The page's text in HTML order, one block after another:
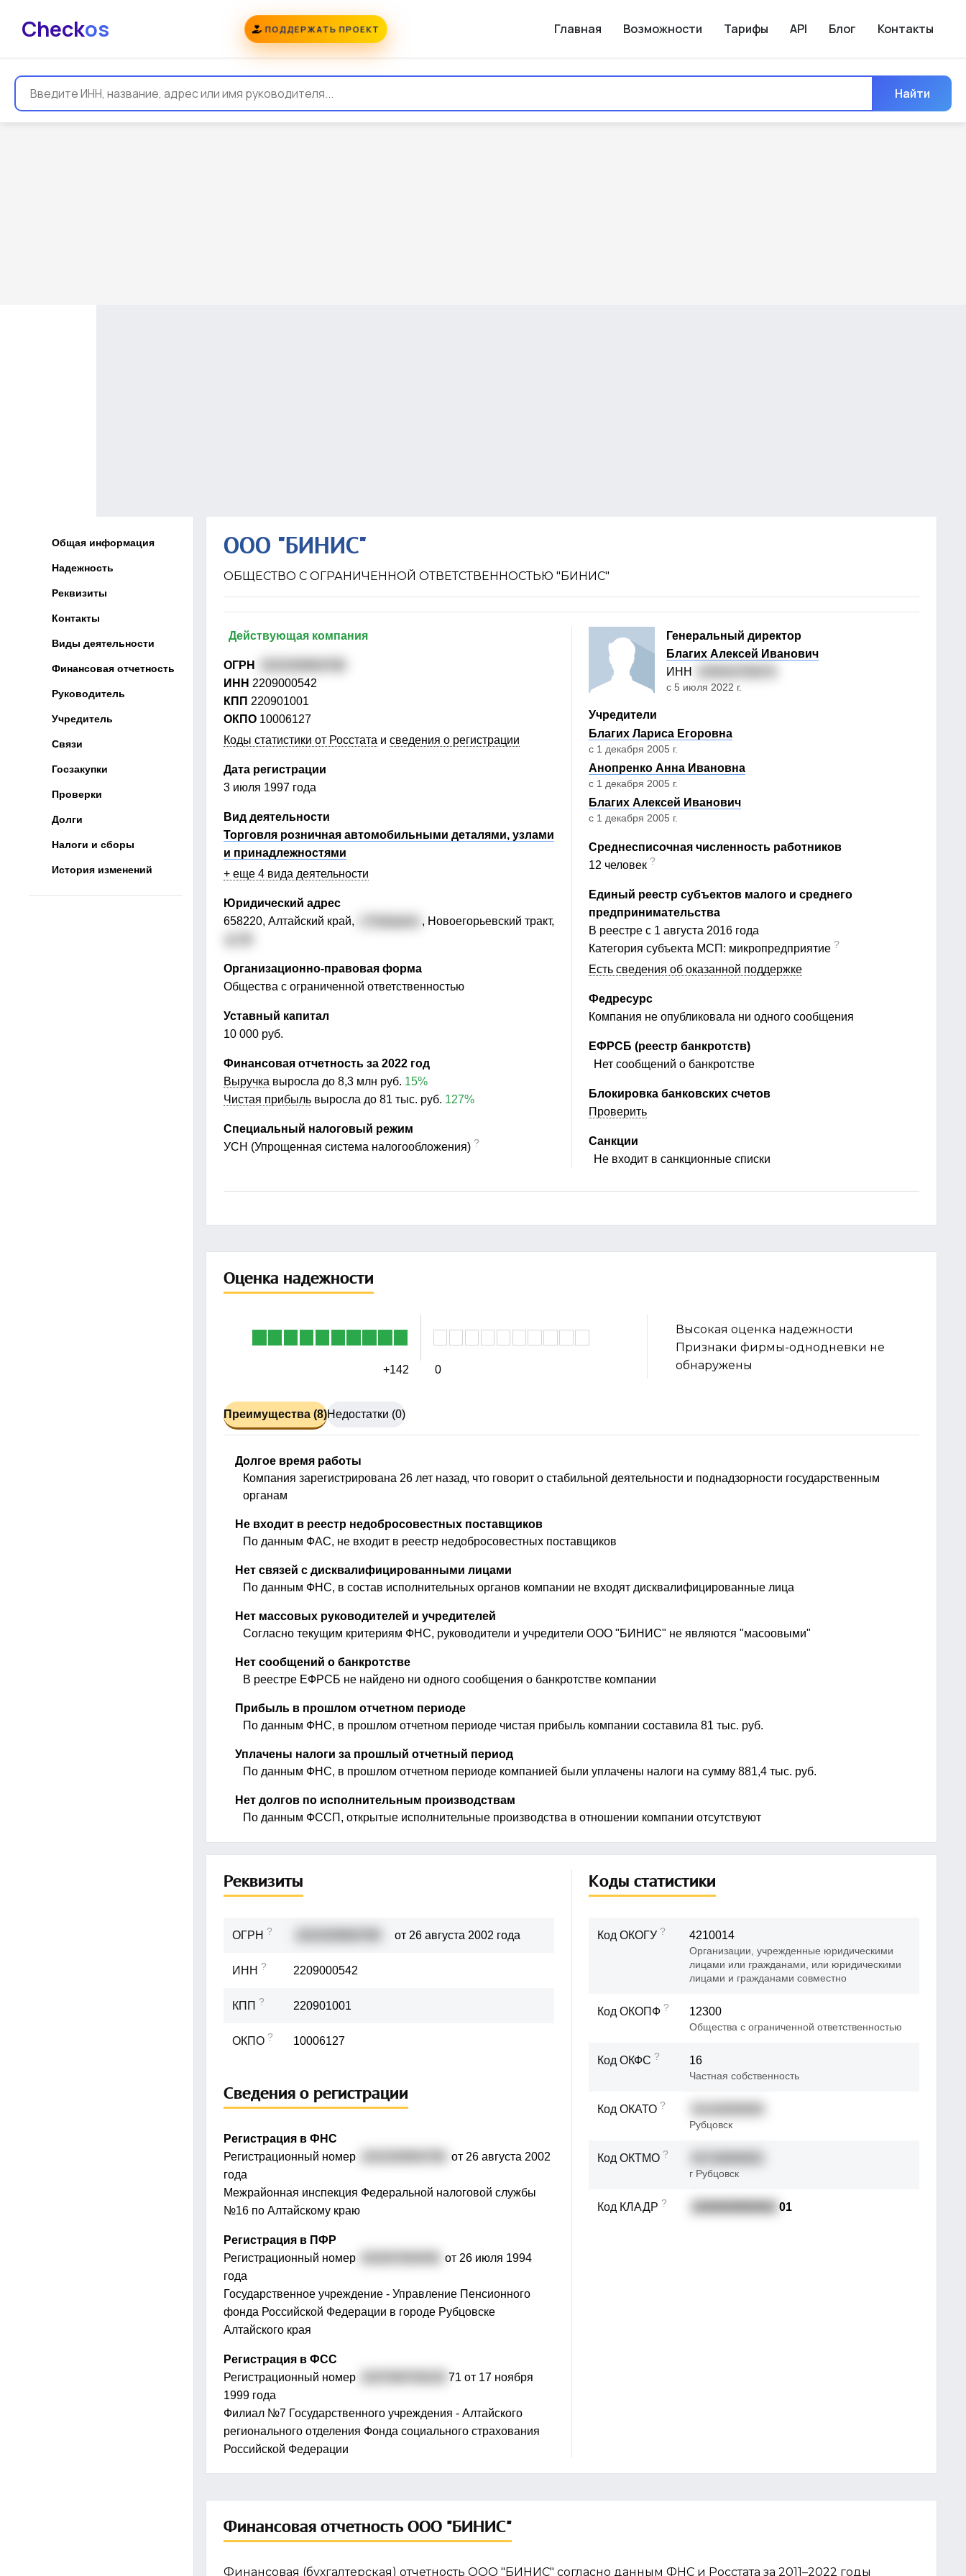
Checkos ПОДДЕРЖАТЬ ПРОЕКТ Главная Возможности Тарифы API Блог Контакты
Найти
Общая информация
Надежность
Реквизиты
Контакты
Виды деятельности
Финансовая отчетность
Руководитель
Учредитель
Связи
Госзакупки
Проверки
Долги
Налоги и сборы
История изменений
ООО "БИНИС"
ОБЩЕСТВО С ОГРАНИЧЕННОЙ ОТВЕТСТВЕННОСТЬЮ "БИНИС"
Действующая компания
ОГРН
ИНН 2209000542
КПП 220901001
ОКПО 10006127
Коды статистики от Росстата и сведения о регистрации
Дата регистрации
3 июля 1997 года
Вид деятельности
Торговля розничная автомобильными деталями, узлами
и принадлежностями
+ еще 4 вида деятельности
Юридический адрес
658220, Алтайский край,
, Новоегорьевский тракт,
Организационно-правовая форма
Общества с ограниченной ответственностью
Уставный капитал
10 000 руб.
Финансовая отчетность за 2022 год
Выручка выросла до 8,3 млн руб. 15%
Чистая прибыль выросла до 81 тыс. руб. 127%
Специальный налоговый режим
УСН (Упрощенная система налогообложения) ?
Генеральный директор
Благих Алексей Иванович
ИНН
с 5 июля 2022 г.
Учредители
Благих Лариса Егоровна
с 1 декабря 2005 г.
Анопренко Анна Ивановна
с 1 декабря 2005 г.
Благих Алексей Иванович
с 1 декабря 2005 г.
Среднесписочная численность работников
12 человек ?
Единый реестр субъектов малого и среднего
предпринимательства
В реестре с 1 августа 2016 года
Категория субъекта МСП: микропредприятие ?
Есть сведения об оказанной поддержке
Федресурс
Компания не опубликовала ни одного сообщения
ЕФРСБ (реестр банкротств)
Нет сообщений о банкротстве
Блокировка банковских счетов
Проверить
Санкции
Не входит в санкционные списки
Оценка надежности
+142 0
Высокая оценка надежности
Признаки фирмы-однодневки не
обнаружены
Преимущества (8)Недостатки (0)
Долгое время работы
Компания зарегистрирована 26 лет назад, что говорит о стабильной деятельности и поднадзорности государственным
органам
Не входит в реестр недобросовестных поставщиков
По данным ФАС, не входит в реестр недобросовестных поставщиков
Нет связей с дисквалифицированными лицами
По данным ФНС, в состав исполнительных органов компании не входят дисквалифицированные лица
Нет массовых руководителей и учредителей
Согласно текущим критериям ФНС, руководители и учредители ООО "БИНИС" не являются "масоовыми"
Нет сообщений о банкротстве
В реестре ЕФРСБ не найдено ни одного сообщения о банкротстве компании
Прибыль в прошлом отчетном периоде
По данным ФНС, в прошлом отчетном периоде чистая прибыль компании составила 81 тыс. руб.
Уплачены налоги за прошлый отчетный период
По данным ФНС, в прошлом отчетном периоде компанией были уплачены налоги на сумму 881,4 тыс. руб.
Нет долгов по исполнительным производствам
По данным ФССП, открытые исполнительные производства в отношении компании отсутствуют
Реквизиты
ОГРН ? от 26 августа 2002 года
ИНН ? 2209000542
КПП ? 220901001
ОКПО ? 10006127
Сведения о регистрации
Регистрация в ФНС
Регистрационный номер
от 26 августа 2002
года
Межрайонная инспекция Федеральной налоговой службы
№16 по Алтайскому краю
Регистрация в ПФР
Регистрационный номер
от 26 июля 1994
года
Государственное учреждение - Управление Пенсионного
фонда Российской Федерации в городе Рубцовске
Алтайского края
Регистрация в ФСС
Регистрационный номер
71 от 17 ноября
1999 года
Филиал №7 Государственного учреждения - Алтайского
регионального отделения Фонда социального страхования
Российской Федерации
Коды статистики
Код ОКОГУ ? 4210014
Организации, учрежденные юридическими
лицами или гражданами, или юридическими
лицами и гражданами совместно
Код ОКОПФ ? 12300
Общества с ограниченной ответственностью
Код ОКФС ? 16
Частная собственность
Код ОКАТО ?
Рубцовск
Код ОКТМО ?
г Рубцовск
Код КЛАДР ? 01
Финансовая отчетность ООО "БИНИС"
Финансовая (бухгалтерская) отчетность ООО "БИНИС" согласно данным ФНС и Росстата за 2011–2022 годы